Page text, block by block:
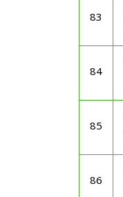
83
84
85
86